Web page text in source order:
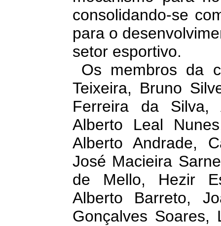
consolidando-se
para o
setor esportivo.
Os membros da
Teixeira, Bruno
Ferreira da Silva,
Alberto Leal
Alberto Andrade,
José Macieira
de Mello, Hezir
Alberto Barreto,
Gonçalves Soares,